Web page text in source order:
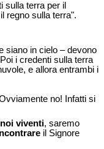
sulla terra per il
regno sulla terra".
siano in cielo – devono
i credenti sulla terra
e allora entrambi i
no! Infatti si
viventi, saremo
il Signore